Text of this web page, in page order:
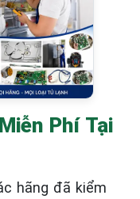
Phí Tại
hãng đã kiểm